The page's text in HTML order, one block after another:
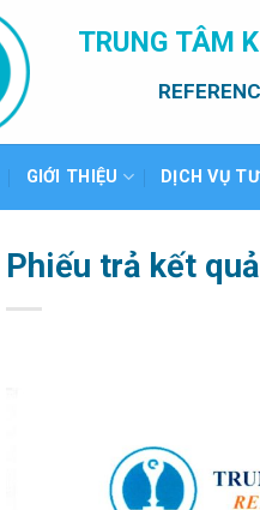
TRUNG TÂM
GIỚI THIỆU DỊCH VỤ
Phiếu trả kết